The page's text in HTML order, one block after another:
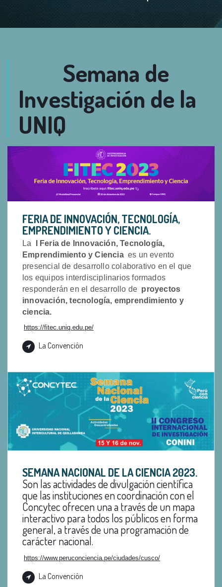
Semana de
Investigación de la
UNIQ
FERIA DE INNOVACIÓN, TECNOLOGÍA,
EMPRENDIMIENTO Y CIENCIA.
La
I Feria de Innovación, Tecnología,
Emprendimiento y Ciencia es un evento
presencial de desarrollo colaborativo en el que
los equipos interdisciplinarios formados
responderán en el desarrollo de proyectos
innovación, tecnología, emprendimiento y
ciencia.
https://fitec.uniq.edu.pe/
La Convención
SEMANA NACIONAL DE LA CIENCIA 2023.
Son las actividades de divulgación científica
que las instituciones en coordinación con el
Concytec ofrecen una a través de un mapa
interactivo para todos los públicos en forma
general, a través de una programación de
carácter nacional.
https://www.peruconciencia.pe/ciudades/cusco/
La Convención